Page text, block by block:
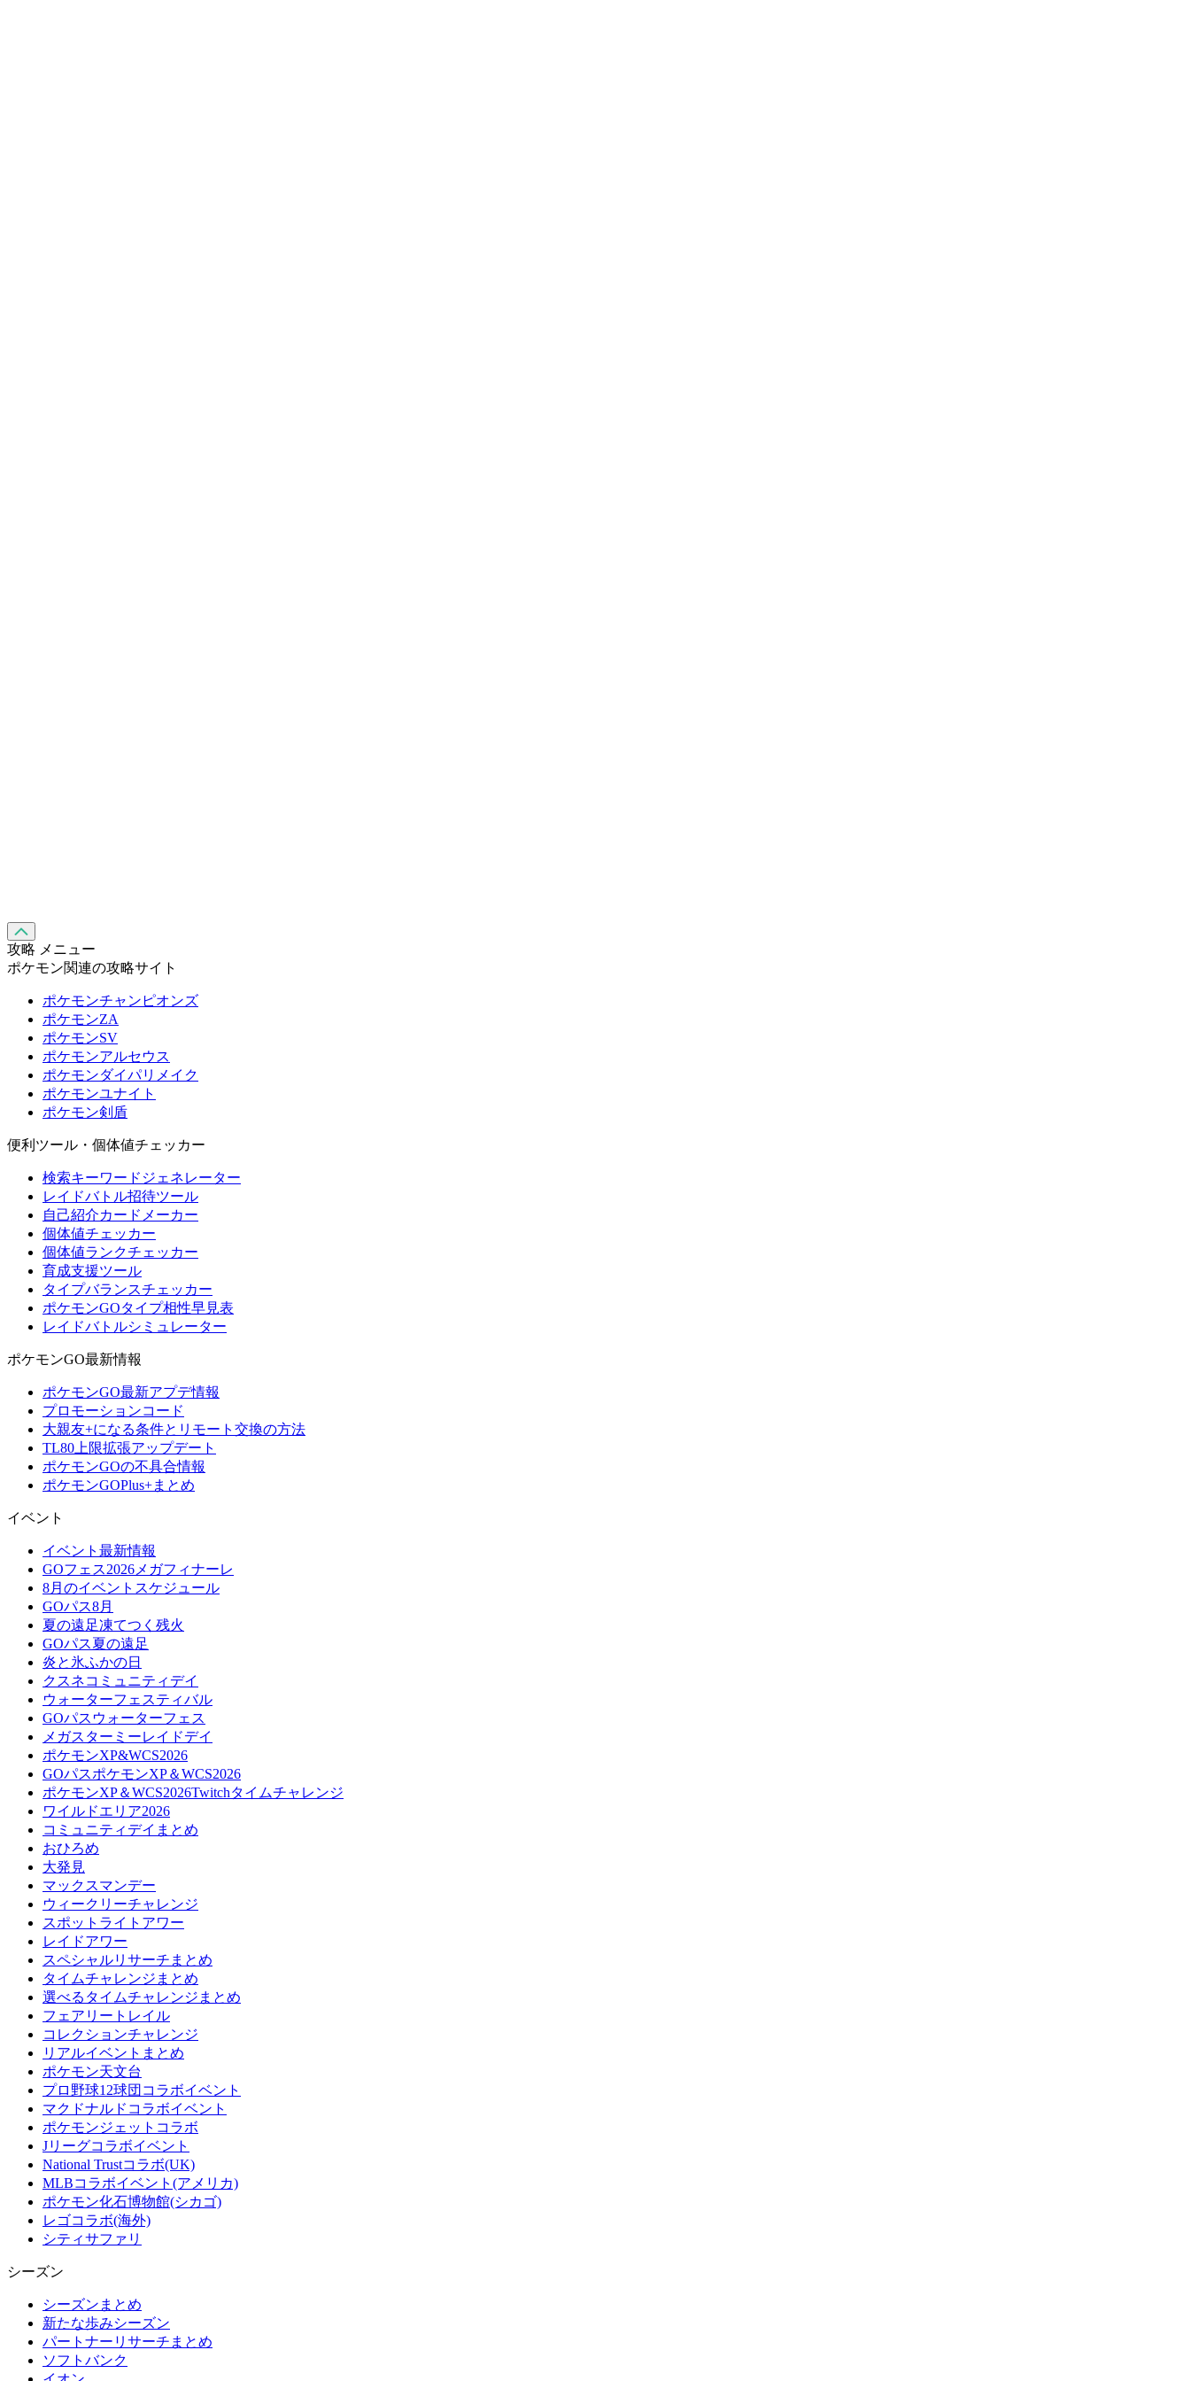
攻略 メニュー
ポケモン関連の攻略サイト
ポケモンチャンピオンズ
ポケモンZA
ポケモンSV
ポケモンアルセウス
ポケモンダイパリメイク
ポケモンユナイト
ポケモン剣盾
便利ツール・個体値チェッカー
検索キーワードジェネレーター
レイドバトル招待ツール
自己紹介カードメーカー
個体値チェッカー
個体値ランクチェッカー
育成支援ツール
タイプバランスチェッカー
ポケモンGOタイプ相性早見表
レイドバトルシミュレーター
ポケモンGO最新情報
ポケモンGO最新アプデ情報
プロモーションコード
大親友+になる条件とリモート交換の方法
TL80上限拡張アップデート
ポケモンGOの不具合情報
ポケモンGOPlus+まとめ
イベント
イベント最新情報
GOフェス2026メガフィナーレ
8月のイベントスケジュール
GOパス8月
夏の遠足凍てつく残火
GOパス夏の遠足
炎と氷ふかの日
クスネコミュニティデイ
ウォーターフェスティバル
GOパスウォーターフェス
メガスターミーレイドデイ
ポケモンXP&WCS2026
GOパスポケモンXP＆WCS2026
ポケモンXP＆WCS2026Twitchタイムチャレンジ
ワイルドエリア2026
コミュニティデイまとめ
おひろめ
大発見
マックスマンデー
ウィークリーチャレンジ
スポットライトアワー
レイドアワー
スペシャルリサーチまとめ
タイムチャレンジまとめ
選べるタイムチャレンジまとめ
フェアリートレイル
コレクションチャレンジ
リアルイベントまとめ
ポケモン天文台
プロ野球12球団コラボイベント
マクドナルドコラボイベント
ポケモンジェットコラボ
Jリーグコラボイベント
National Trustコラボ(UK)
MLBコラボイベント(アメリカ)
ポケモン化石博物館(シカゴ)
レゴコラボ(海外)
シティサファリ
シーズン
シーズンまとめ
新たな歩みシーズン
パートナーリサーチまとめ
ソフトバンク